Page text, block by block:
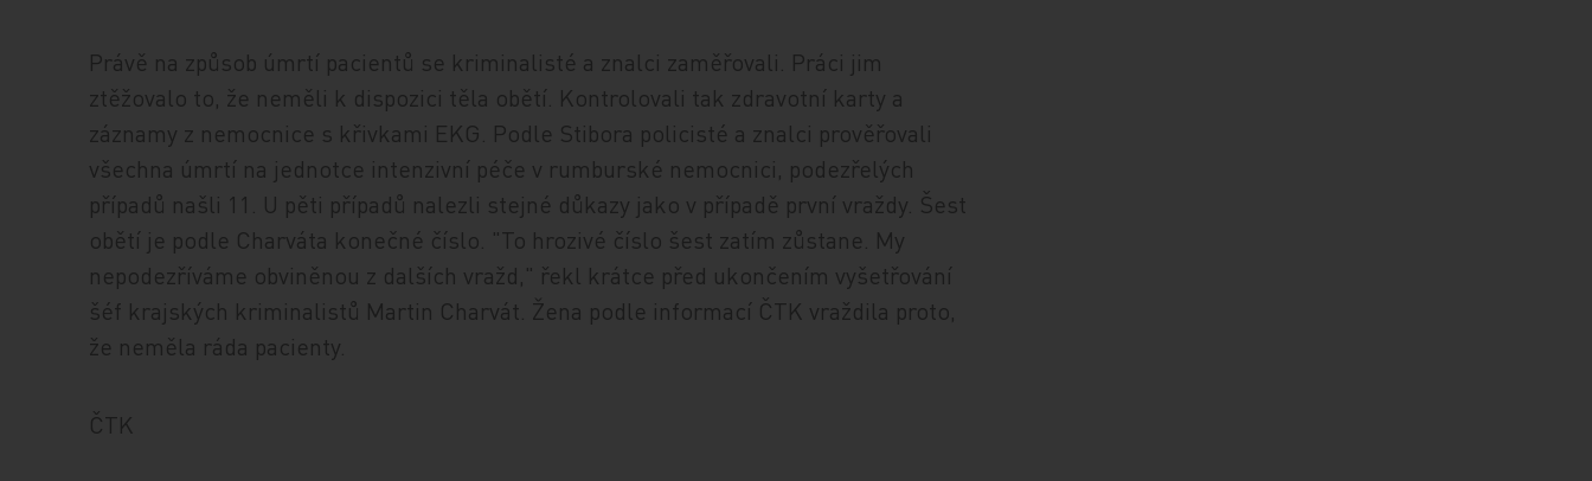
Právě na způsob úmrtí pacientů se kriminalisté a znalci zaměřovali. Práci jim
ztěžovalo to, že neměli k dispozici těla obětí. Kontrolovali tak zdravotní karty a
záznamy z nemocnice s křivkami EKG. Podle Stibora policisté a znalci prověřovali
všechna úmrtí na jednotce intenzivní péče v rumburské nemocnici, podezřelých
případů našli 11. U pěti případů nalezli stejné důkazy jako v případě první vraždy. Šest
obětí je podle Charváta konečné číslo. "To hrozivé číslo šest zatím zůstane. My
nepodezříváme obviněnou z dalších vražd," řekl krátce před ukončením vyšetřování
šéf krajských kriminalistů Martin Charvát. Žena podle informací ČTK vraždila proto,
že neměla ráda pacienty.
ČTK